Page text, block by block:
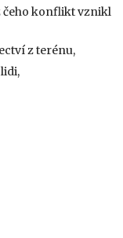
čeho konflikt vznikl
z terénu,